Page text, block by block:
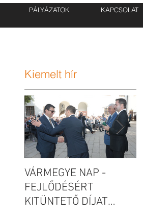
KAPCSOLAT
PÁLYÁZATOK
Kiemelt hír
VÁRMEGYE NAP -
FEJLŐDÉSÉRT
KITÜNTETŐ DÍJAT